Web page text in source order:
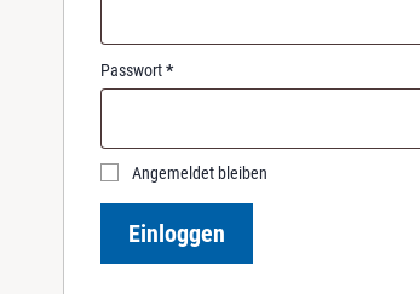
u
r
Passwort*R
e
u
i
d
Angemeldet bleiben
Einloggen